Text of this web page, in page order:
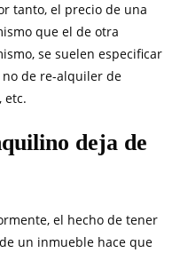
tanto, el precio de una
que el de otra
se suelen especificar
de re-alquiler de
etc.
deja de
el hecho de tener
un inmueble hace que